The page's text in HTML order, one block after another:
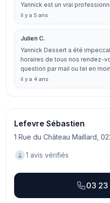
Yannick est un vrai
il y a 5 ans
Julien C.
Yannick Dessert a été
horaires de tous nos rendez-
question par mail ou tel en
il y a 4 ans
Lefevre Sébastien
1 Rue du Château Maillard,
1 avis vérifiés
03 23